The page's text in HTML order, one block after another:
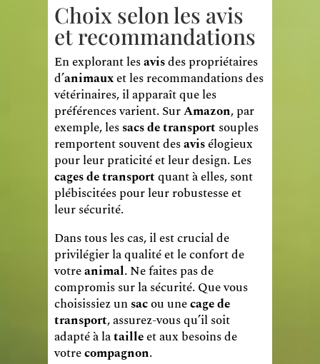
Choix selon les avis
et recommandations
En explorant lesavisdes propriétaires
d’animauxet les recommandations des
vétérinaires, il apparaît que les
préférences varient. SurAmazon, par
exemple, lessacs de transportsouples
remportent souvent desavisélogieux
pour leur praticité et leur design. Les
cages de transportquant à elles, sont
plébiscitées pour leur robustesse et
leur sécurité.
Dans tous les cas, il est crucial de
privilégier la qualité et le confort de
votreanimal. Ne faites pas de
compromis sur la sécurité. Que vous
choisissiez unsacou unecage de
transport, assurez-vous qu’il soit
adapté à latailleet aux besoins de
votrecompagnon.